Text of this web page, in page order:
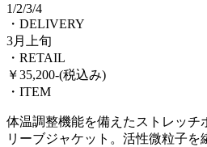
1/2/3/4
・DELIVERY
3月上旬
・RETAIL
￥35,200-(税込み)
・ITEM
体温調整機能を備えたストレッチ
リーブジャケット。活性微粒子を